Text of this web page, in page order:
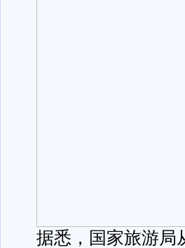
据悉，国家旅游局